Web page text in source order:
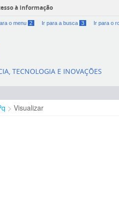
à informação
o menu 2 Ir para a busca 3 Ir para o
TECNOLOGIA E INOVAÇÕES
Visualizar